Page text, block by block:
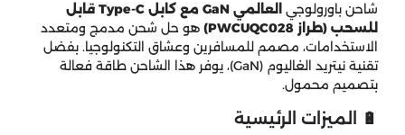
شاحن باورولوجي
العالمي GaN مع كابل Type-C قابل
للسحب (طراز PWCUQC028)
هو حل شحن مدمج ومتعدد
الاستخدامات، مصمم للمسافرين وعشاق التكنولوجيا. بفضل
تقنية نيتريد الغاليوم (GaN)، يوفر هذا الشاحن طاقة فعالة
بتصميم محمول.
🔋 الميزات الرئيسية